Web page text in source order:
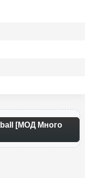
[МОД Много